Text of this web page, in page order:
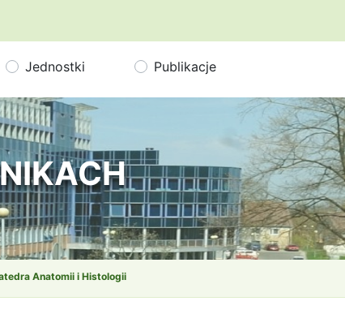
Jednostki Publikacje
Anatomii i Histologii